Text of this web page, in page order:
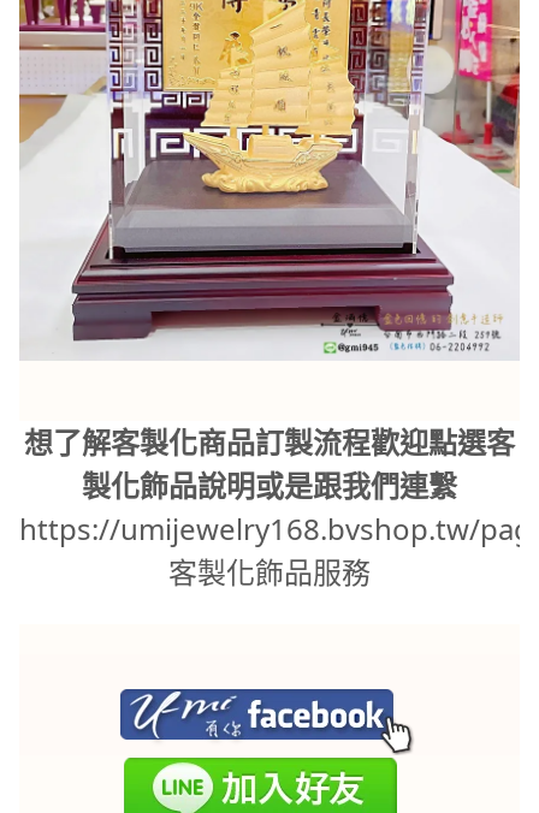
想了解客製化商品訂製流程歡迎點選客
製化飾品說明或是跟我們連繫
https://umijewelry168.bvshop.tw/
客製化飾品服務